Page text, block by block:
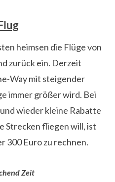
heimsen die Flüge von
zurück ein. Derzeit
Way mit steigender
immer größer wird. Bei
wieder kleine Rabatte
Strecken fliegen will, ist
300 Euro zu rechnen.
Zeit